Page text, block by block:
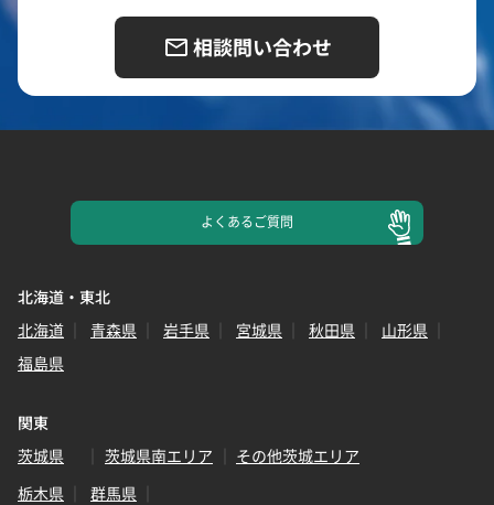
相談問い合わせ
よくあるご質問
北海道・東北
北海道
青森県 岩手県 宮城県 秋田県
山形県
福島県
関東
茨城県
茨城県南エリア
その他茨城エリア
栃木県
群馬県